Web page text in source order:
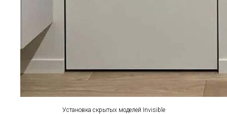
Установка скрытых моделей Invisible